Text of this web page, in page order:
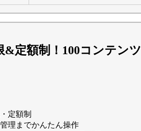
&定額制！100コンテンツ
定額制
理までかんたん操作